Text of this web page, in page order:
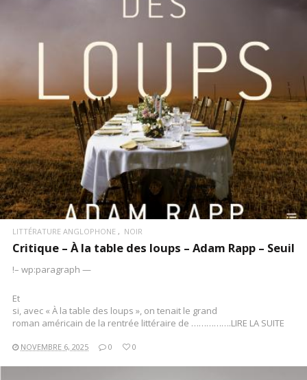
LITTÉRATURE ANGLOPHONE NOIR
Critique – À la table des loups – Adam Rapp – Seuil
!– wp:paragraph —
Et
si, avec « À la table des loups », on tenait le grand
roman américain de la rentrée littéraire de …………….LIRE LA SUITE
NOVEMBRE 6, 2025 0 0